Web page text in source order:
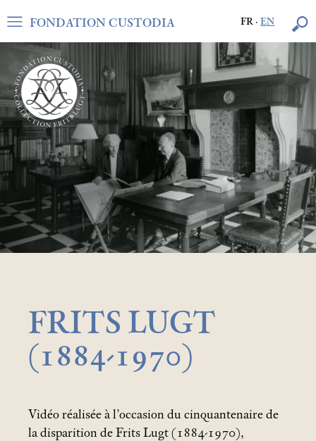
FR·EN
FONDATION CUSTODIA
FRITS LUGT
(1884-1970)
Vidéo réalisée à l’occasion du cinquantenaire de
la disparition de Frits Lugt (1884-1970),